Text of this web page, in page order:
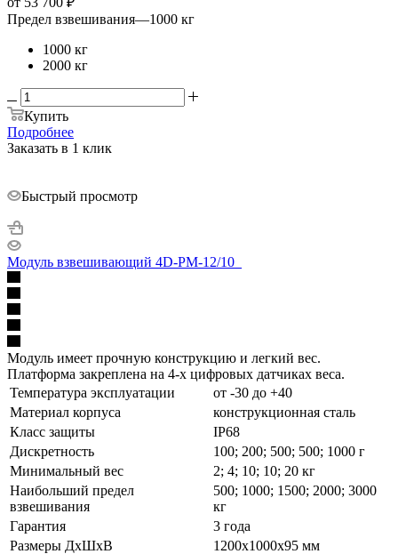
Предел взвешивания—1000 кг
1000 кг
2000 кг
Купить
Подробнее
Заказать в 1 клик
Быстрый просмотр
Модуль взвешивающий 4D-PM-12/10_
Модуль имеет прочную конструкцию и легкий вес.
Платформа закреплена на 4-х цифровых датчиках веса.
Температура эксплуатации
от -30 до +40
Материал корпуса
конструкционная сталь
Класс защиты
IP68
Дискретность
100; 200; 500; 500; 1000 г
Минимальный вес
2; 4; 10; 10; 20 кг
Наибольший предел
взвешивания
500; 1000; 1500; 2000; 3000
кг
Гарантия
3 года
Размеры ДхШхВ
1200х1000x95 мм